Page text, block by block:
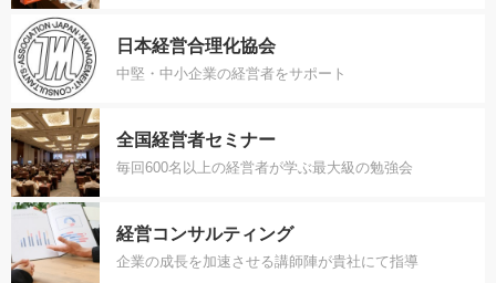
日本経営合理化協会
中堅・中小企業の経営者をサポート
全国経営者セミナー
毎回600名以上の経営者が学ぶ最大級の勉強会
経営コンサルティング
企業の成長を加速させる講師陣が貴社にて指導